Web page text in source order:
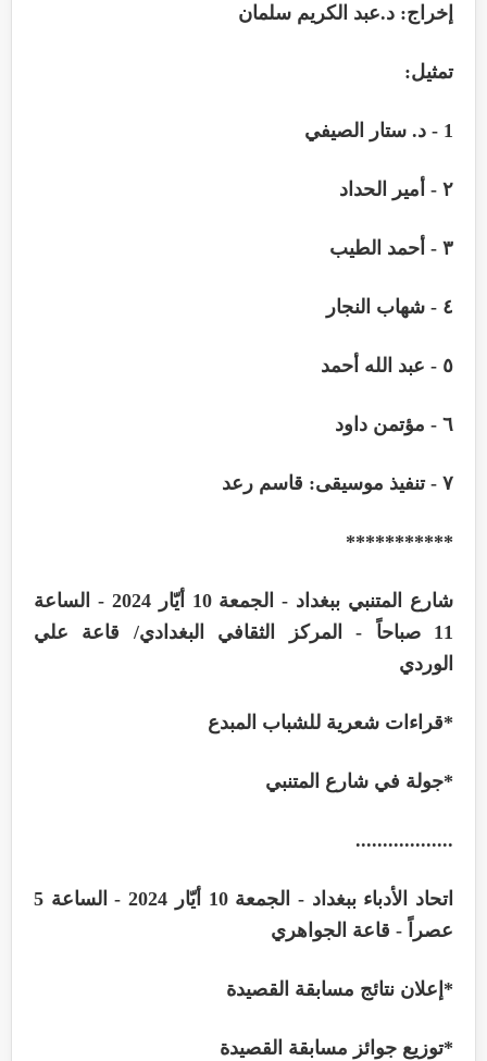
إخراج: د.عبد الكريم سلمان
تمثيل:
1 - د. ستار الصيفي
٢ - أمير الحداد
٣ - أحمد الطيب
٤ - شهاب النجار
٥ - عبد الله أحمد
٦ - مؤتمن داود
٧ -تنفيذ موسيقى: قاسم رعد
***********
شارع المتنبي ببغداد - الجمعة 10 أيّار 2024 - الساعة
11 صباحاً - المركز الثقافي البغدادي/ قاعة علي
الوردي
*قراءات شعرية للشباب المبدع
*جولة في شارع المتنبي
..................
اتحاد الأدباء ببغداد - الجمعة 10 أيّار 2024 - الساعة 5
عصراً - قاعة الجواهري
* إعلان نتائج مسابقة القصيدة
*توزيع جوائز مسابقة القصيدة